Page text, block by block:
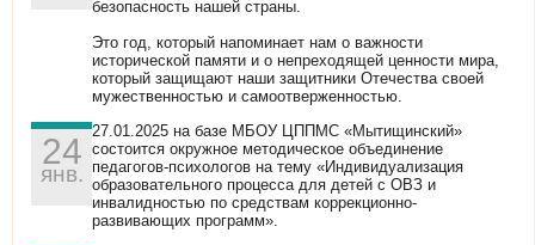
безопасность нашей страны.
Это год, который напоминает нам о важности
исторической памяти и о непреходящей ценности мира,
который защищают наши защитники Отечества своей
мужественностью и самоотверженностью.
24
янв.
27.01.2025 на базе МБОУ ЦППМС «Мытищинский»
состоится окружное методическое объединение
педагогов-психологов на тему «Индивидуализация
образовательного процесса для детей с ОВЗ и
инвалидностью по средствам коррекционно-
развивающих программ».